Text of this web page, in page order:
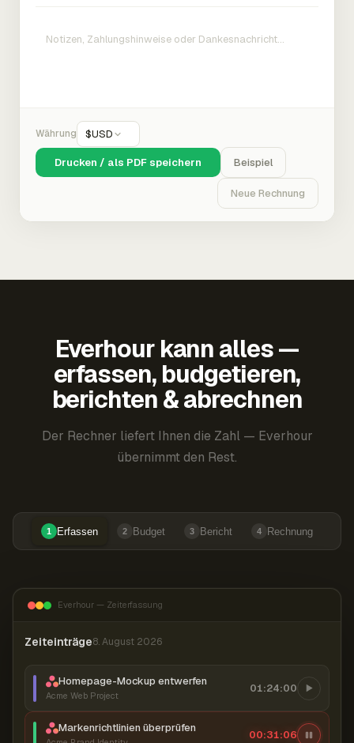
Währung $USD
Drucken / als PDF speichern Beispiel
Neue Rechnung
Everhour kann alles —
erfassen, budgetieren,
berichten & abrechnen
Der Rechner liefert Ihnen die Zahl — Everhour
übernimmt den Rest.
1 Erfassen 2 Budget 3 Bericht 4 Rechnung
Everhour — Zeiterfassung
Zeiteinträge8. August 2026
Homepage-Mockup entwerfen
Acme Web Project
01:24:00
Markenrichtlinien überprüfen 00:31:07